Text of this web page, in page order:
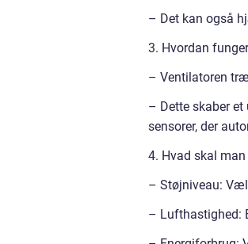
– Det kan også
3. Hvordan
– Ventilatoren
– Dette skaber
sensorer, der
4. Hvad skal
– Støjniveau:
– Lufthastighed: